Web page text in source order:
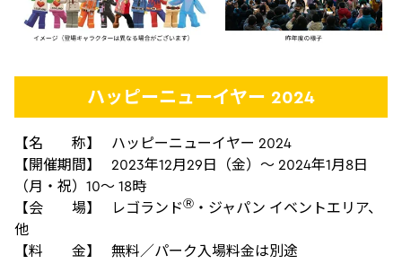
ハッピーニューイヤー 2024
【名 称】 ハッピーニューイヤー 2024
【開催期間】 2023年12月29日（金）～ 2024年1月8日
（月・祝）10～ 18時
【会 場】 レゴランドⓇ ・ジャパン イベントエリア、
他
【料 金】 無料／パーク入場料金は別途